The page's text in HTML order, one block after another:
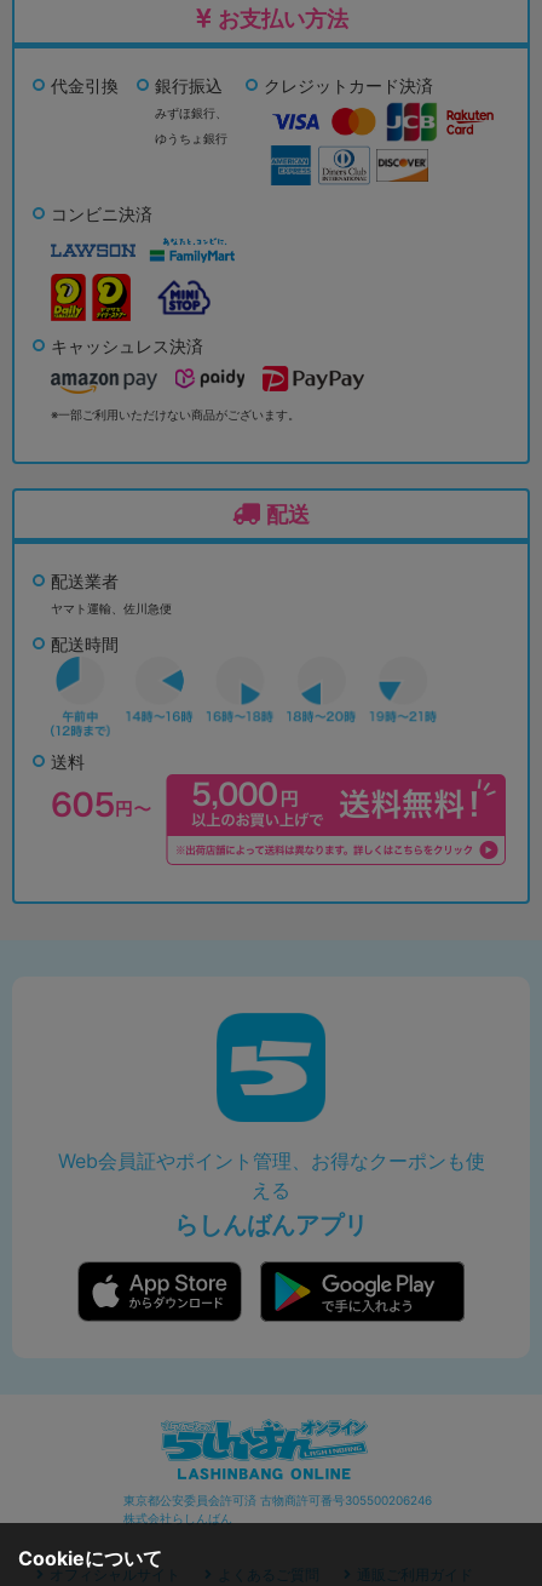
お支払い方法
代金引換 銀行振込
みずほ銀行、
ゆうちょ銀行
クレジットカード決済
コンビニ決済
キャッシュレス決済
※一部ご利用いただけない商品がございます。
配送
配送業者
ヤマト運輸、佐川急便
配送時間
送料
Web会員証やポイント管理、お得なクーポンも使
える
らしんばんアプリ
東京都公安委員会許可済 古物商許可番号305500206246
株式会社らしんばん
オフィシャルサイト よくあるご質問 通販ご利用ガイド
Cookieについて